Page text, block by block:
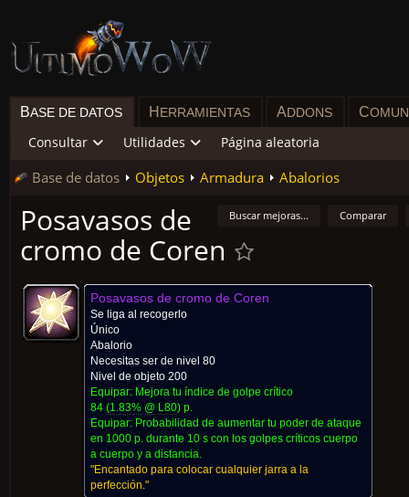
BASE DE DATOS H ERRAMIENTAS ADDONS C
Consultar Utilidades Página aleatoria
Base de datos Objetos Armadura Abalorios
Comparar
Buscar mejoras...
Posavasos de
cromo de Coren
Posavasos de cromo de Coren
Se liga al recogerlo
Único
Abalorio
Necesitas ser de nivel 80
Nivel de objeto 200
Equipar: Mejora tu índice de golpe crítico
84 (1.83% @ L80) p.
Equipar: Probabilidad de aumentar tu poder de ataque
en 1000 p. durante 10 s con los golpes críticos cuerpo
a cuerpo y a distancia.
"Encantado para colocar cualquier jarra a la
perfección."